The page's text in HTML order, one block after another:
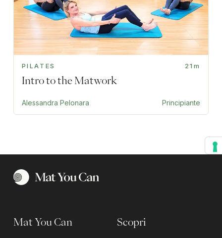
PILATES 21m
Intro to the Matwork
Alessandra Pelonara Principiante
Mat You Can Scopri